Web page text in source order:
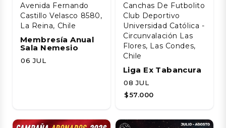
Avenida Fernando
Castillo Velasco 8580,
La Reina, Chile
Membresía Anual
Sala Nemesio
06 JUL
Canchas De Futbolito
Club Deportivo
Universidad Católica -
Circunvalación Las
Flores, Las Condes,
Chile
Liga Ex Tabancura
08 JUL
$57.000